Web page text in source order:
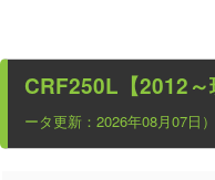
CRF250L【2012～
ータ更新：2026年08月07日）